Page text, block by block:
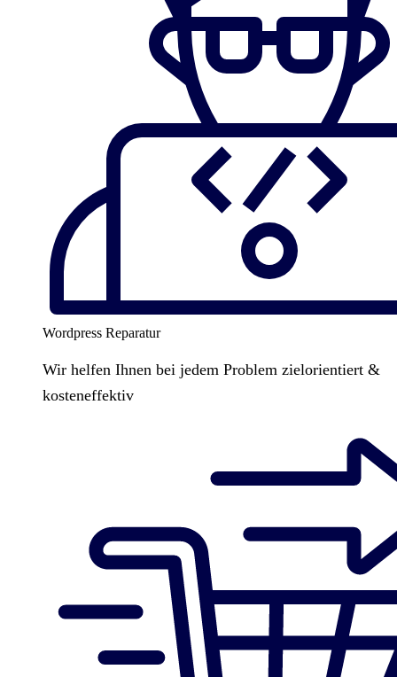
Wordpress Reparatur
Wir helfen Ihnen bei jedem Problem zielorientiert &
kosteneffektiv